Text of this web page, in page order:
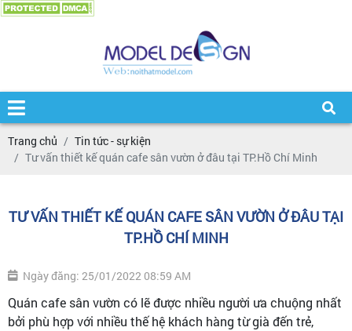
Trang chủ
Tin tức - sự kiện
Tư vấn thiết kế quán cafe sân vườn ở đâu tại TP.Hồ Chí Minh
TƯ VẤN THIẾT KẾ QUÁN CAFE SÂN VƯỜN Ở ĐÂU TẠI
TP.HỒ CHÍ MINH
Ngày đăng: 25/01/2022 08:59 AM
Quán cafe sân vườn có lẽ được nhiều người ưa chuộng nhất
bởi phù hợp với nhiều thế hệ khách hàng từ già đến trẻ,